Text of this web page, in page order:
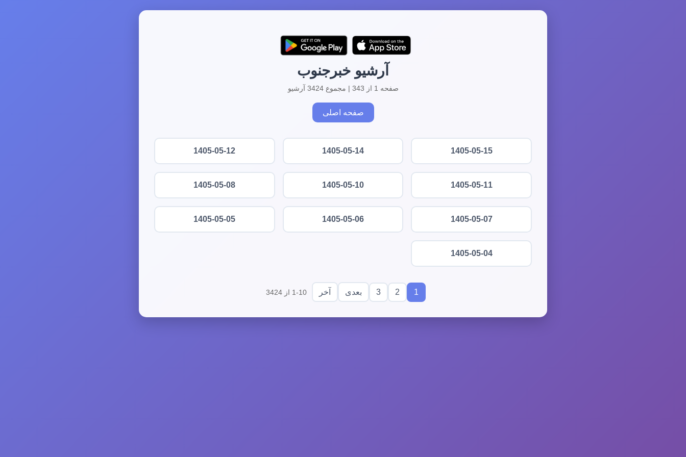
آرشیو خبرجنوب
صفحه 1 از 343 | مجموع 3424 آرشیو
صفحه اصلی
1405-05-15
1405-05-14
1405-05-12
1405-05-11
1405-05-10
1405-05-08
1405-05-07
1405-05-06
1405-05-05
1405-05-04
1
2
3 بعدی آخر 1-10 از 3424